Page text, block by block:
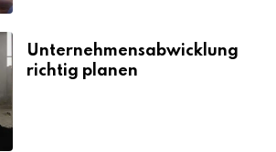
Unternehmensabwicklung
richtig planen